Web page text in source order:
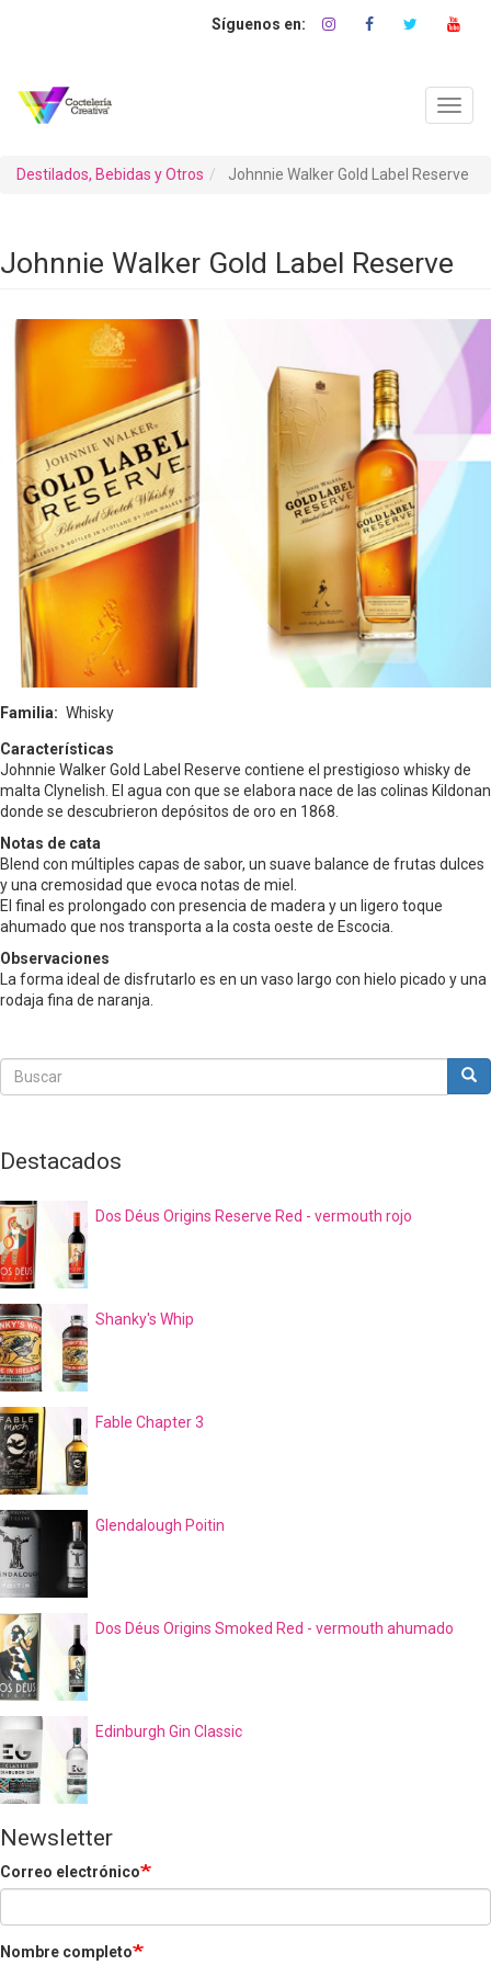
Destilados, Bebidas y Otros Johnnie Walker Gold Label Reserve
Johnnie Walker Gold Label Reserve
Familia Whisky
Características
Johnnie Walker Gold Label Reserve contiene el prestigioso whisky de
malta Clynelish. El agua con que se elabora nace de las colinas Kildonan
donde se descubrieron depósitos de oro en 1868.
Notas de cata
Blend con múltiples capas de sabor, un suave balance de frutas dulces
y una cremosidad que evoca notas de miel.
El final es prolongado con presencia de madera y un ligero toque
ahumado que nos transporta a la costa oeste de Escocia.
Observaciones
La forma ideal de disfrutarlo es en un vaso largo con hielo picado y una
rodaja fina de naranja.
Buscar
Buscar
Destacados
Dos Déus Origins Reserve Red - vermouth rojo
Shanky's Whip
Fable Chapter 3
Glendalough Poitin
Dos Déus Origins Smoked Red - vermouth ahumado
Edinburgh Gin Classic
Newsletter
Correo electrónico
Nombre completo